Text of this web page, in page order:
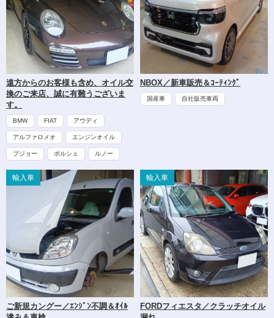
遠方からのお客様も含め、オイル交
換のご来店、誠に有難うございま
す。
BMW FIAT アウディ
アルファロメオ エンジンオイル
プジョー ポルシェ ルノー
NBOX／新車販売＆ｺｰﾃｨﾝｸﾞ
国産車 自社販売車両
輸入車
ご新規カングー／ｴﾝｼﾞﾝ不調＆ｵｲﾙ
輸入車
FORDフィエスタ／クラッチオイル